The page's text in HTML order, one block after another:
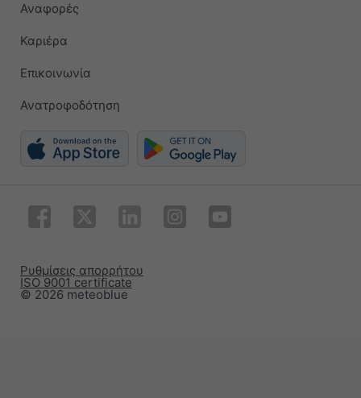
Αναφορές
Καριέρα
Επικοινωνία
Ανατροφοδότηση
© 2026 meteoblue
ISO 9001 certificate
Ρυθμίσεις απορρήτου